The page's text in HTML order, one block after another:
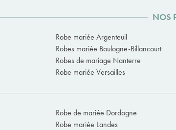
NOS
Robe mariée Argenteuil
Robes mariée Boulogne-Billancourt
Robes de mariage Nanterre
Robe mariée Versailles
Robe de mariée Dordogne
Robe mariée Landes